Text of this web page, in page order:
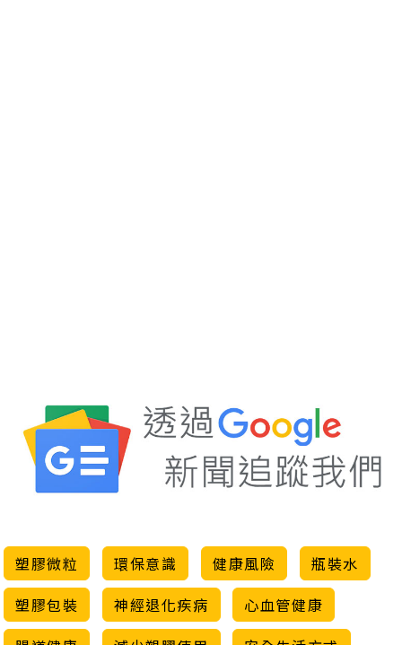
塑膠微粒 環保意識 健康風險
瓶裝水
塑膠包裝
神經退化疾病
心血管健康